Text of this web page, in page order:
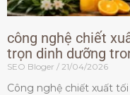
công nghệ chiết
trọn dinh dưỡng
SEO Bloger 21/04/2026
Công nghệ chiết xuất